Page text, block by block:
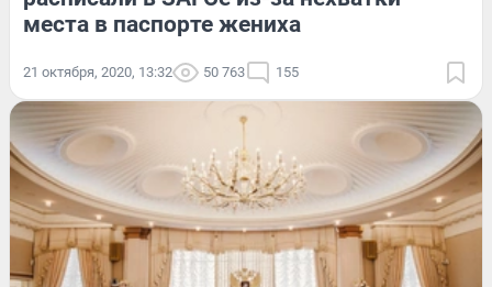
места в паспорте жениха
21 октября, 2020, 13:32 50 763 155